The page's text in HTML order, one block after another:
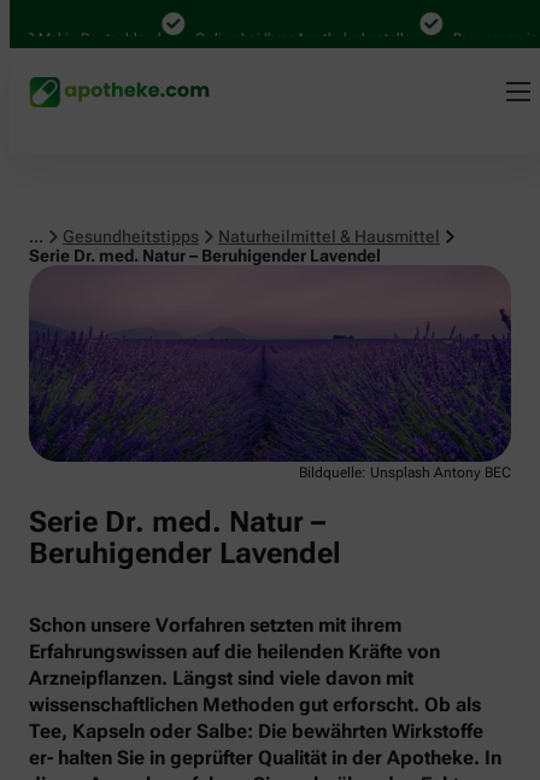
Mal in Deutschland Online bei Ihrer Apotheke bestellen Bequem
... Gesundheitstipps
Naturheilmittel & Hausmittel
Serie Dr. med. Natur – Beruhigender Lavendel
Naturheilmittel & Hausmittel
Bildquelle: Unsplash Antony BEC
Serie Dr. med. Natur –
Beruhigender Lavendel
Schon unsere Vorfahren setzten mit ihrem
Erfahrungswissen auf die heilenden Kräfte von
Arzneipflanzen. Längst sind viele davon mit
wissenschaftlichen Methoden gut erforscht. Ob als
Tee, Kapseln oder Salbe: Die bewährten Wirkstoffe
er- halten Sie in geprüfter Qualität in der Apotheke. In